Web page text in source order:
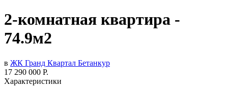
2-комнатная квартира -
74.9м2
в ЖК Гранд Квартал Бетанкур
17 290 000 Р.
Характеристики